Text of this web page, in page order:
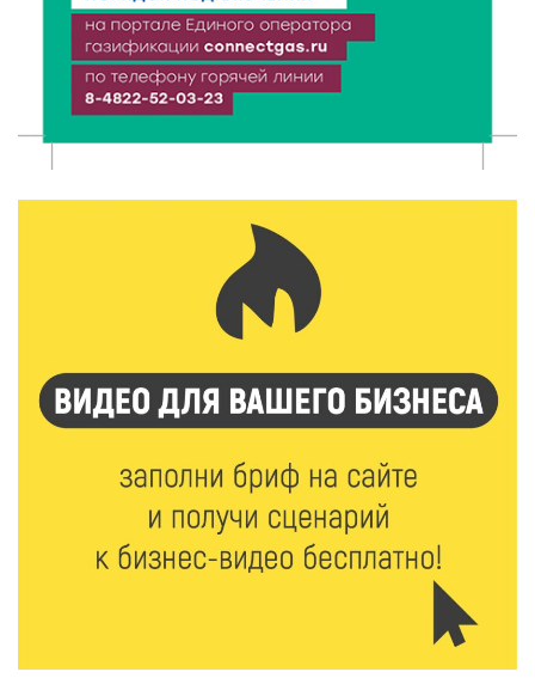
День арбуза отметили ребята в Андреапольском
Доме культуры
7 Авг 2026 17:02 320
Названы первые победители программы «Земский
Без прав и лицензий: итоги проверки таксистов в
7 Авг 2026 16:02 516
Сладкая программа в Твери: дегустация мёда и
рассказ о жизни пчёл
Открыт набор на программу амбассадоров для
студентов российских вузов
Жителям Тверской области напомнили об